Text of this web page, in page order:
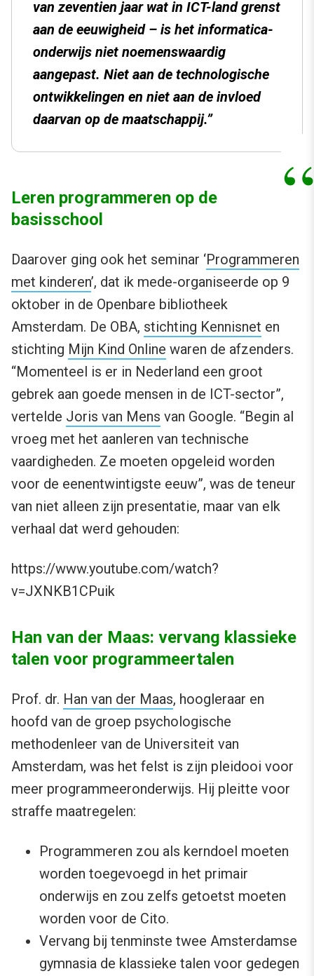
van zeventien jaar wat in ICT-land grenst
aan de eeuwigheid – is het informatica-
onderwijs niet noemenswaardig
aangepast. Niet aan de technologische
ontwikkelingen en niet aan de invloed
daarvan op de maatschappij.”
Leren programmeren op de
basisschool
Daarover ging ook het seminar ‘Programmeren
met kinderen’, dat ik mede-organiseerde op 9
oktober in de Openbare bibliotheek
Amsterdam. De OBA, stichting Kennisnet en
stichting Mijn Kind Online waren de afzenders.
“Momenteel is er in Nederland een groot
gebrek aan goede mensen in de ICT-sector”,
vertelde Joris van Mens van Google. “Begin al
vroeg met het aanleren van technische
vaardigheden. Ze moeten opgeleid worden
voor de eenentwintigste eeuw”, was de teneur
van niet alleen zijn presentatie, maar van elk
verhaal dat werd gehouden:
https://www.youtube.com/watch?
v=JXNKB1CPuik
Han van der Maas: vervang klassieke
talen voor programmeertalen
Prof. dr. Han van der Maas, hoogleraar en
hoofd van de groep psychologische
methodenleer van de Universiteit van
Amsterdam, was het felst is zijn pleidooi voor
meer programmeeronderwijs. Hij pleitte voor
straffe maatregelen:
Programmeren zou als kerndoel moeten
worden toegevoegd in het primair
onderwijs en zou zelfs getoetst moeten
worden voor de Cito.
Vervang bij tenminste twee Amsterdamse
gymnasia de klassieke talen voor gedegen